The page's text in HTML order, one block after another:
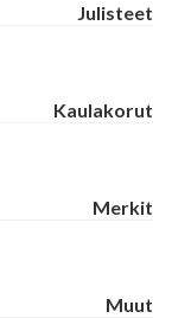
Julisteet
Kaulakorut
Merkit
Muut